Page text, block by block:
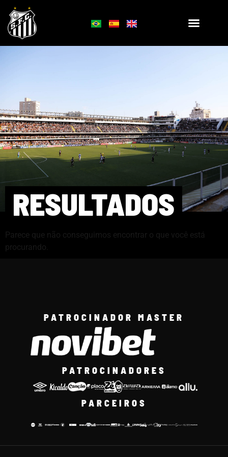
RESULTADOS
Parece que não conseguimos encontrar o que você está
procurando.
PATROCINADOR MASTER
PATROCINADORES
PARCEIROS